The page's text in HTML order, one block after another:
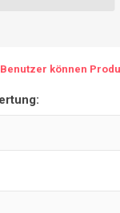
können